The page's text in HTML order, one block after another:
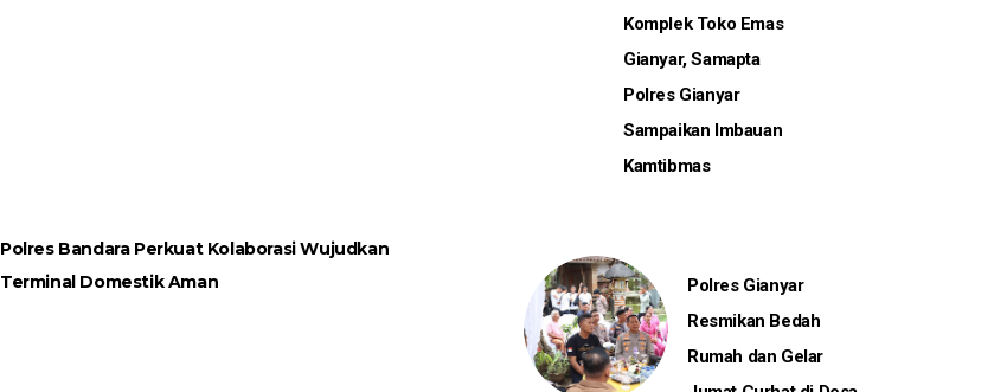
Polres Bandara Perkuat Kolaborasi Wujudkan
Terminal Domestik Aman
Komplek Toko Emas
Gianyar, Samapta
Polres Gianyar
Sampaikan Imbauan
Kamtibmas
Polres Gianyar
Resmikan Bedah
Rumah dan Gelar